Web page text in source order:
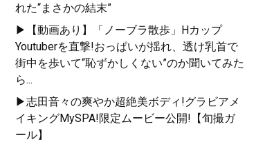
方法 <実践編>』
ユニクロやGUでもおしゃれ
れた“まさかの結末”
▶【動画あり】「ノーブラ散歩」Hカップ
Youtuberを直撃!おっぱいが揺れ、透け乳首で
街中を歩いて“恥ずかしくない”のか聞いてみた
ら...
▶志田音々の爽やか超絶美ボディ!グラビアメ
イキングMySPA!限定ムービー公開!【旬撮ガ
ール】